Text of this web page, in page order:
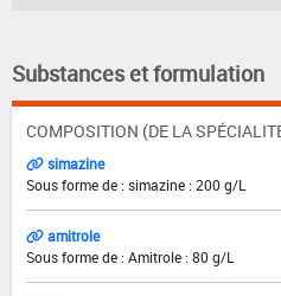
Substances et formulation
COMPOSITION (DE LA
simazine
Sous forme de : simazine : 200 g/L
amitrole
Sous forme de : Amitrole : 80 g/L